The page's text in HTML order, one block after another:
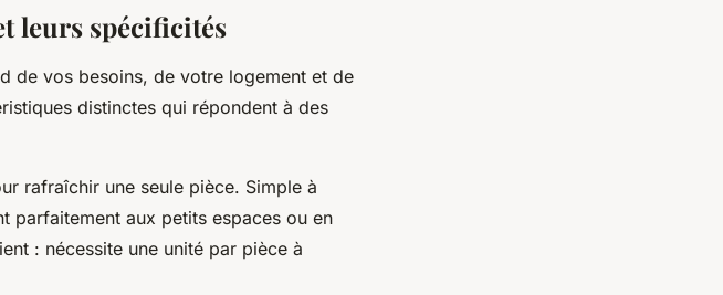
leurs spécificités
de vos besoins, de votre logement et de
distinctes qui répondent à des
rafraîchir une seule pièce. Simple à
parfaitement aux petits espaces ou en
: nécessite une unité par pièce à